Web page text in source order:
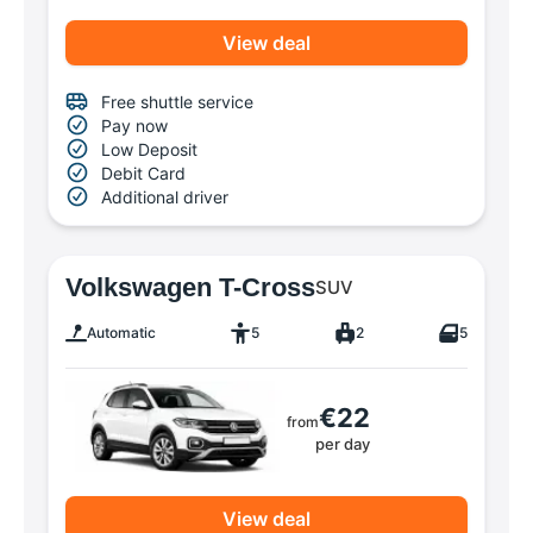
View deal
Free shuttle service
Pay now
Low Deposit
Debit Card
Additional driver
Volkswagen T-CrossSUV
Automatic 5 2 5
from€22
per day
View deal